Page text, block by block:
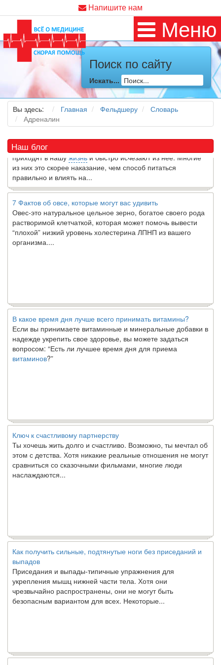
Напишите нам
Меню
Поиск по сайту
Искать...
Вы здесь: Главная Фельдшеру
Словарь
Адреналин
Наш блог
Как я заболел во время локдауна?
Это странная ситуация: вы соблюдали все меры
предосторожности COVID-19 (вы почти все время дома),
но, тем не менее, вы каким-то образом простудились. Вы
можете задаться...
Какдиетолог
приходят в нашужизньи быстро исчезают из нее. Многие
из них это скорее наказание, чем способ питаться
правильно и влиять на...
7 Фактов об овсе, которые могут вас удивить
Овес-это натуральное цельное зерно, богатое своего рода
растворимой клетчаткой, которая может помочь вывести
“плохой” низкий уровень холестерина ЛПНП из вашего
организма....
В какое время дня лучше всего принимать витамины?
Если вы принимаете витаминные и минеральные добавки в
надежде укрепить свое здоровье, вы можете задаться
вопросом: “Есть ли лучшее время дня для приема
витаминов ?”
Ключ к счастливому партнерству
Ты хочешь жить долго и счастливо. Возможно, ты мечтал об
этом с детства. Хотя никакие реальные отношения не могут
сравниться со сказочными фильмами, многие люди
наслаждаются...
Как получить сильные, подтянутые ноги без приседаний и
выпадов
Приседания и выпады-типичные упражнения для
укрепления мышц нижней части тела. Хотя они
чрезвычайно распространены, они не могут быть
безопасным вариантом для всех. Некоторые...